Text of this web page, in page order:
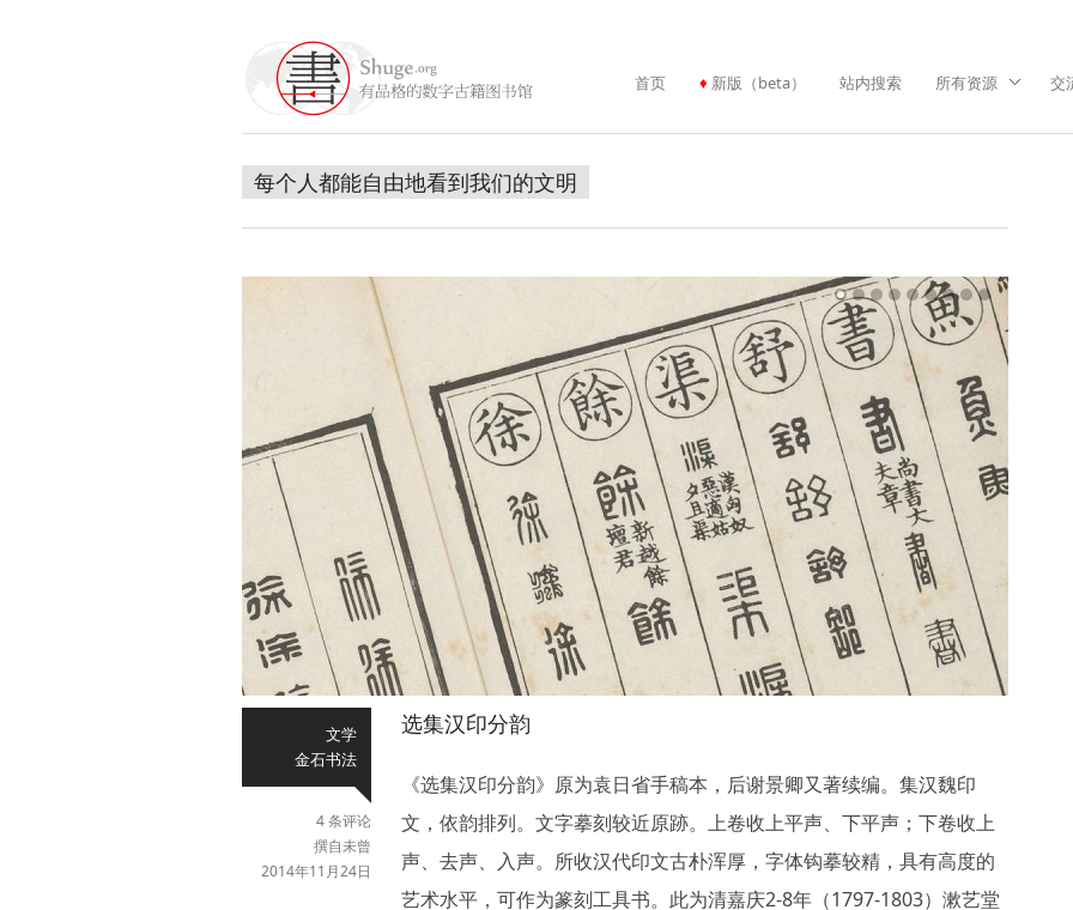
首页 新版（beta） 站内搜索 所有资源 交
每个人都能自由地看到我们的文明
文学
金石书法
4 条评论
撰自未曾
2014年11月24日
选集汉印分韵
《选集汉印分韵》原为袁日省手稿本，后谢景卿又著续编。集汉魏印
文，依韵排列。文字摹刻较近原跡。上卷收上平声、下平声；下卷收上
声、去声、入声。所收汉代印文古朴浑厚，字体钩摹较精，具有高度的
艺术水平，可作为篆刻工具书。此为清嘉庆2-8年（1797-1803）漱艺堂